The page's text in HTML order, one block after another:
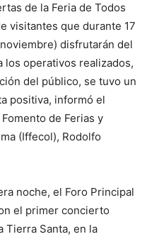
de la Feria de Todos
visitantes que durante 17
disfrutarán del
los operativos realizados,
del público, se tuvo un
positiva, informó el
de Ferias y
(Iffecol), Rodolfo
noche, el Foro Principal
el primer concierto
Tierra Santa, en la